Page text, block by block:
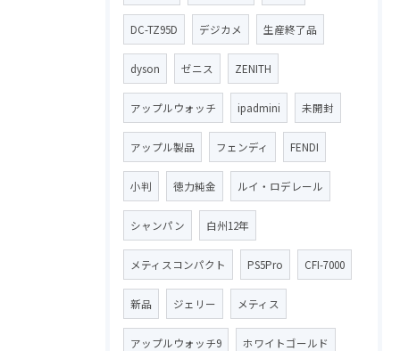
DC-TZ95D デジカメ 生産終了品
dyson ゼニス ZENITH
アップルウォッチ ipadmini 未開封
アップル製品 フェンディ FENDI
小判 徳力純金 ルイ・ロデレール
シャンパン 白州12年
メティスコンパクト PS5Pro CFI-7000
新品 ジェリー メティス
アップルウォッチ9 ホワイトゴールド